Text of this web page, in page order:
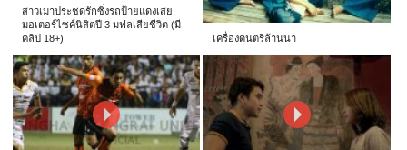
สาวเมาประชดรักซิ่งรถป้ายแดงเสย
มอเตอร์ไซค์นิสิตปี 3 มฟลเสียชีวิต (มี
คลิป 18+)
เครื่องดนตรีล้านนา